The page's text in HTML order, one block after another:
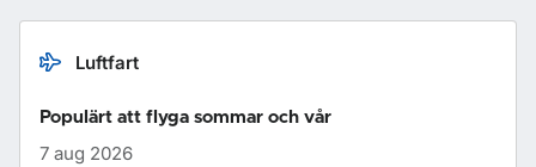
Luftfart
Populärt att flyga sommar och vår
7 aug 2026